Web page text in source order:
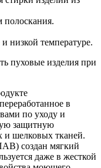
полоскания.
низкой температуре.
пуховые изделия при
в
по уходу и
защитную
и шелковых тканей.
создан мягкий
даже в жесткой